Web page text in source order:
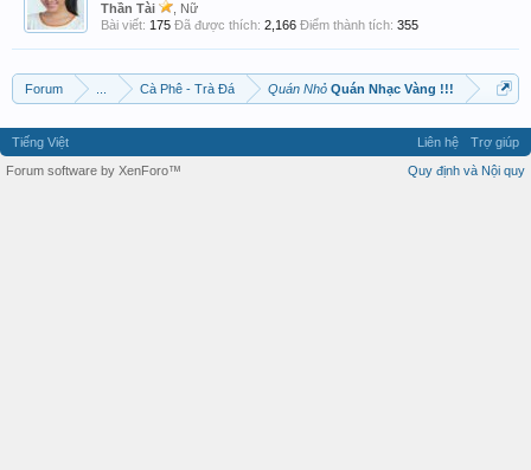
Thần Tài
, Nữ
Bài viết: 175 Đã được thích: 2,166 Điểm thành tích: 355
Forum Cà Phê - Trà Đá Quán Nhỏ Quán Nhạc Vàng !!!
Tiếng Việt Liên hệ
Trợ giúp
Quy định và Nội quy
Forum software by XenForo™